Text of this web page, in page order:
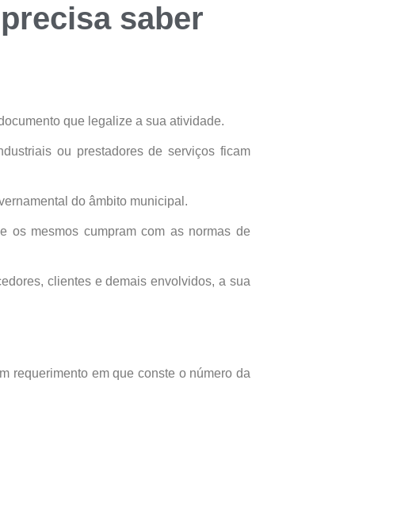
saber
que legalize a sua atividade.
ou prestadores de serviços ficam
do âmbito municipal.
os mesmos cumpram com as normas de
clientes e demais envolvidos, a sua
requerimento em que conste o número da